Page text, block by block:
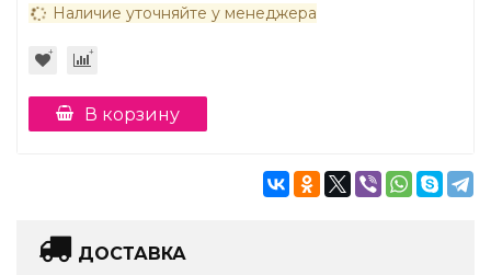
Наличие уточняйте у менеджера
В корзину
ДОСТАВКА